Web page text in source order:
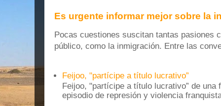
Es urgente informar mejor sobre la
Pocas cuestiones suscitan tantas pasiones
público, como la inmigración. Entre las
Feijoo, "partícipe a título lucrativo”
Feijoo, "partícipe a título lucrativo” de una
episodio de represión y violencia